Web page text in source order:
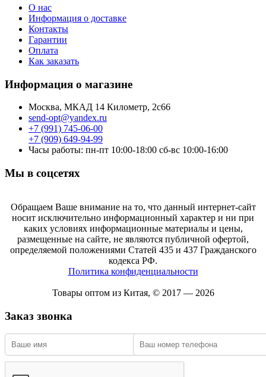
О нас
Информация о доставке
Контакты
Гарантии
Оплата
Как заказать
Информация о магазине
Москва, МКАД 14 Километр, 2с66
send-opt@yandex.ru
+7 (991) 745-06-00
+7 (909) 649-94-99
Часы работы: пн-пт 10:00-18:00 сб-вс 10:00-16:00
Мы в соцсетях
Обращаем Ваше внимание на то, что данный интернет-сайт
носит исключительно информационный характер и ни при
каких условиях информационные материалы и цены,
размещенные на сайте, не являются публичной офертой,
определяемой положениями Статей 435 и 437 Гражданского
кодекса РФ.
Политика конфиденциальности
Товары оптом из Китая, © 2017 — 2026
Заказ звонка